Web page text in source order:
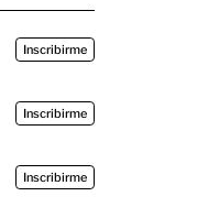
Inscribirme
Inscribirme
Inscribirme